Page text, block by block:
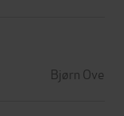
Bjørn Ove